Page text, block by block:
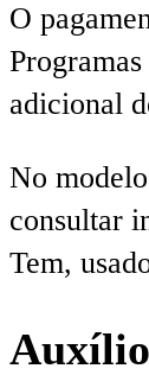
O
adicional
No
consultar
Tem,